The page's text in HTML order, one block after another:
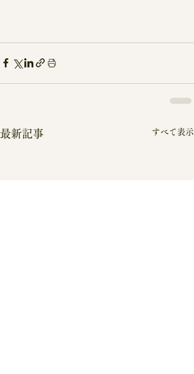
最新記事 すべて表示